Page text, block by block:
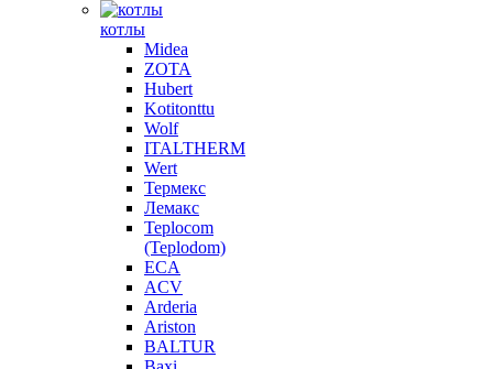
котлы
Midea
ZOTA
Hubert
Kotitonttu
Wolf
ITALTHERM
Wert
Термекс
Лемакс
Teplocom
(Teplodom)
ECA
ACV
Arderia
Ariston
BALTUR